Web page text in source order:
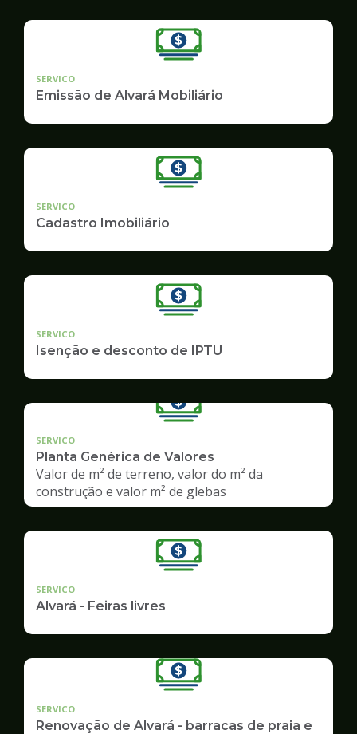
SERVICO
Emissão de Alvará Mobiliário
SERVICO
Cadastro Imobiliário
SERVICO
Isenção e desconto de IPTU
SERVICO
Planta Genérica de Valores
Valor de m² de terreno, valor do m² da
construção e valor m² de glebas
SERVICO
Alvará - Feiras livres
SERVICO
Renovação de Alvará - barracas de praia e